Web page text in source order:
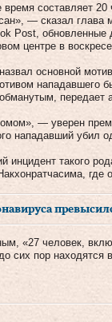
составляет 20
— сказал глава
Post,
центре в
основной
нападавшего
передает
— уверен
нападавший убил
инцидент такого
где
«27 человек,
сих пор